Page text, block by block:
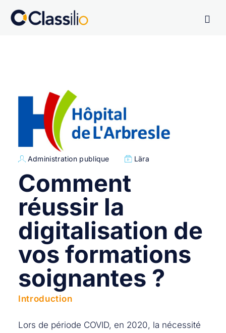
Administration publique Lära
Comment
réussir la
digitalisation de
vos formations
soignantes ?
Introduction
Lors de période COVID, en 2020, la nécessité